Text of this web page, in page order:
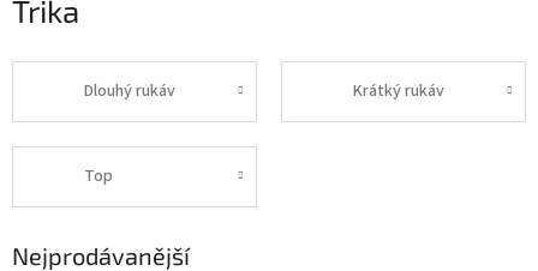
Trika
Dlouhý rukáv Krátký rukáv
Top
Nejprodávanější